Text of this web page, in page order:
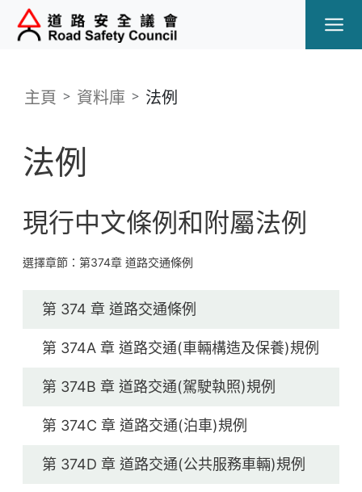
主頁 資料庫 法例
法例
現行中文條例和附屬法例
選擇章節：第374章 道路交通條例
第 374 章 道路交通條例
第 374A 章 道路交通(車輛構造及保養)規例
第 374B 章 道路交通(駕駛執照)規例
第 374C 章 道路交通(泊車)規例
第 374D 章 道路交通(公共服務車輛)規例